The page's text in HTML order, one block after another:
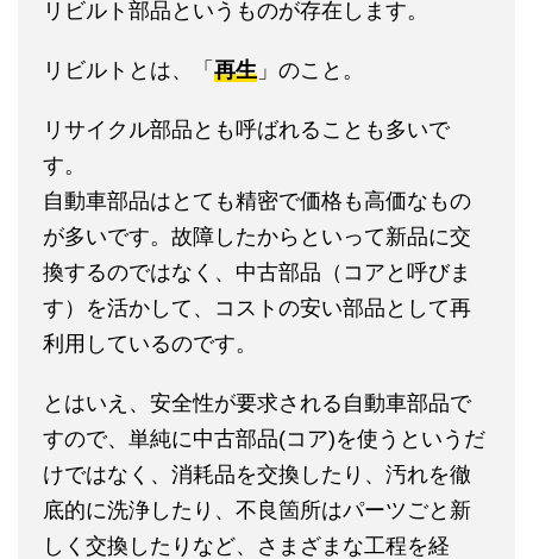
リビルト部品というものが存在します。
リビルトとは、「 再生 」のこと。
リサイクル部品とも呼ばれることも多いで
す。
自動車部品はとても精密で価格も高価なもの
が多いです。故障したからといって新品に交
換するのではなく、中古部品（コアと呼びま
す）を活かして、コストの安い部品として再
利用しているのです。
とはいえ、安全性が要求される自動車部品で
すので、単純に中古部品(コア)を使うというだ
けではなく、消耗品を交換したり、汚れを徹
底的に洗浄したり、不良箇所はパーツごと新
しく交換したりなど、さまざまな工程を経